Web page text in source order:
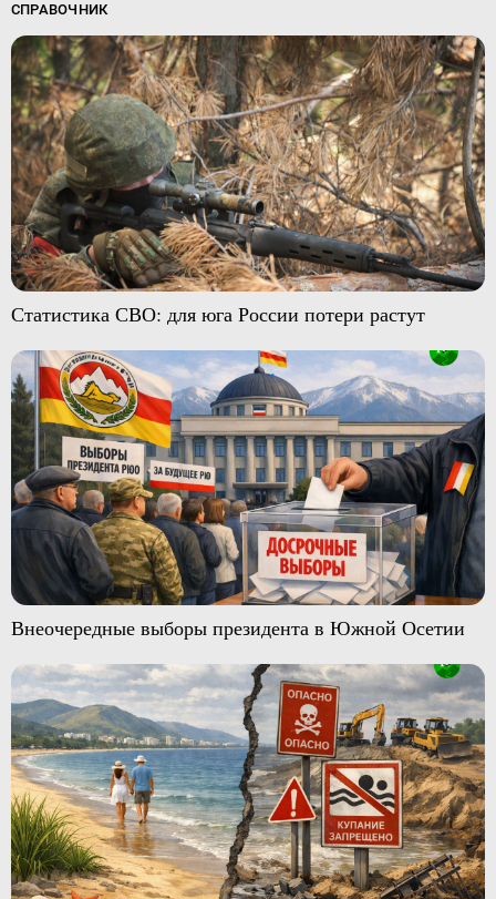
СПРАВОЧНИК
Статистика СВО: для юга России потери растут
Внеочередные выборы президента в Южной Осетии